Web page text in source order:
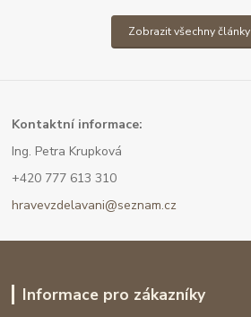
Zobrazit všechny články
Kontaktní informace:
Ing. Petra Krupková
+420 777 613 310
hravevzdelavani@seznam.cz
Informace pro zákazníky